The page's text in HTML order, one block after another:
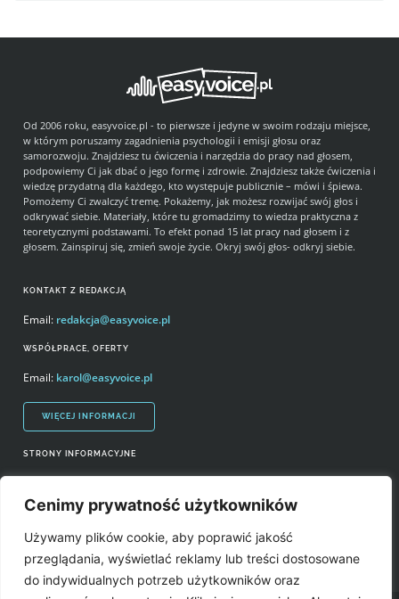
Cenimy prywatność użytkowników
Używamy plików cookie, aby poprawić jakość
przeglądania, wyświetlać reklamy lub treści dostosowane
do indywidualnych potrzeb użytkowników oraz
STRONY INFORMACYJNE
Prawa autorskie i wykorzystywanie treści serwisu
Źródła
KONTAKT Z REDAKCJĄ
Email: redakcja@easyvoice.pl
WSPÓŁPRACE, OFERTY
Email: karol@easyvoice.pl
WIĘCEJ INFORMACJI
Od 2006 roku, easyvoice.pl - to pierwsze i jedyne w swoim rodzaju miejsce,
w którym poruszamy zagadnienia psychologii i emisji głosu oraz
samorozwoju. Znajdziesz tu ćwiczenia i narzędzia do pracy nad głosem,
podpowiemy Ci jak dbać o jego formę i zdrowie. Znajdziesz także ćwiczenia i
wiedzę przydatną dla każdego, kto występuje publicznie – mówi i śpiewa.
Pomożemy Ci zwalczyć tremę. Pokażemy, jak możesz rozwijać swój głos i
odkrywać siebie. Materiały, które tu gromadzimy to wiedza praktyczna z
teoretycznymi podstawami. To efekt ponad 15 lat pracy nad głosem i z
głosem. Zainspiruj się, zmień swoje życie. Okryj swój głos- odkryj siebie.